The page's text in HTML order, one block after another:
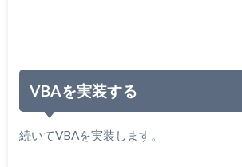
VBAを実装する
続いてVBAを実装します。